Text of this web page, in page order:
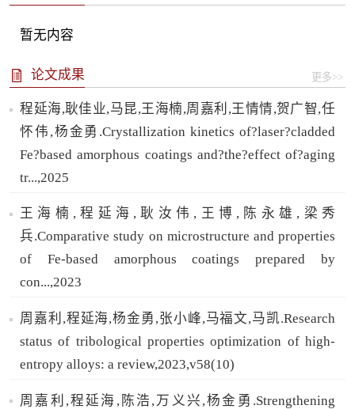
暂无内容
论文成果 更多>>
程延海,耿佳业,马昆,王海楠,周嘉利,王情情,贺广智,任
怀伟,杨金勇.Crystallization kinetics of?laser?cladded
Fe?based amorphous coatings and?the?effect of?aging
tr...,2025
王海楠,程延海,耿汝伟,王博,陈永雄,梁秀
兵.Comparative study on microstructure and properties
of Fe-based amorphous coatings prepared by
con...,2023
周嘉利,程延海,杨金勇,张小峰,马福文,马凯.Research
status of tribological properties optimization of high-
entropy alloys: a review,2023,v58(10)
周嘉利,程延海,陈浩,万义兴,杨金勇.Strengthening